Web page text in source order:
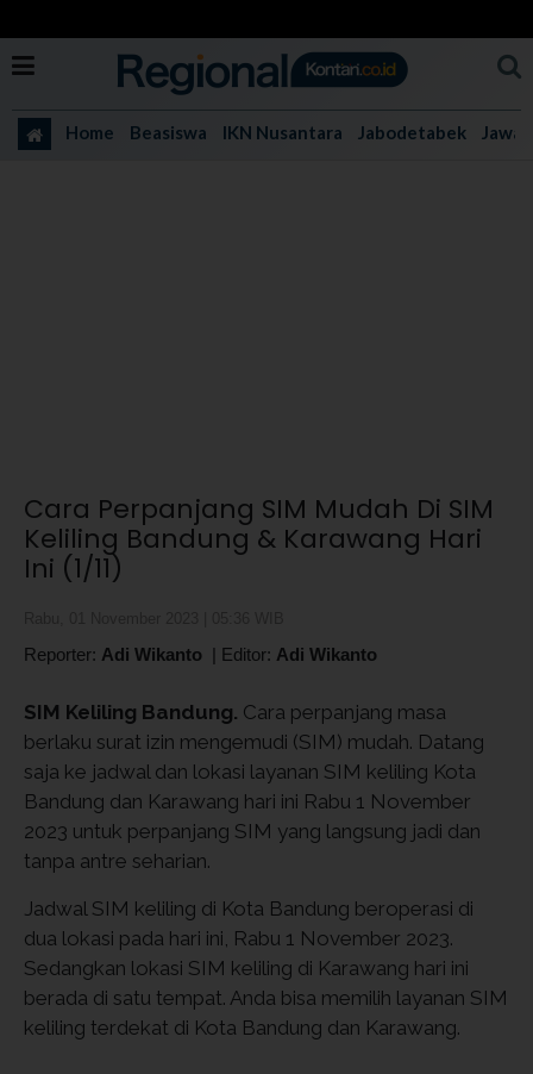
Home Beasiswa IKN Nusantara Jabodetabek Jawa
Cara Perpanjang SIM Mudah Di SIM
Keliling Bandung & Karawang Hari
Ini (1/11)
Reporter: Adi Wikanto | Editor: Adi Wikanto
SIM Keliling Bandung. Cara perpanjang masa
berlaku surat izin mengemudi (SIM) mudah. Datang
saja ke jadwal dan lokasi layanan SIM keliling Kota
Bandung dan Karawang hari ini Rabu 1 November
2023 untuk perpanjang SIM yang langsung jadi dan
tanpa antre seharian.
Jadwal SIM keliling di Kota Bandung beroperasi di
dua lokasi pada hari ini, Rabu 1 November 2023.
Sedangkan lokasi SIM keliling di Karawang hari ini
berada di satu tempat. Anda bisa memilih layanan SIM
keliling terdekat di Kota Bandung dan Karawang.